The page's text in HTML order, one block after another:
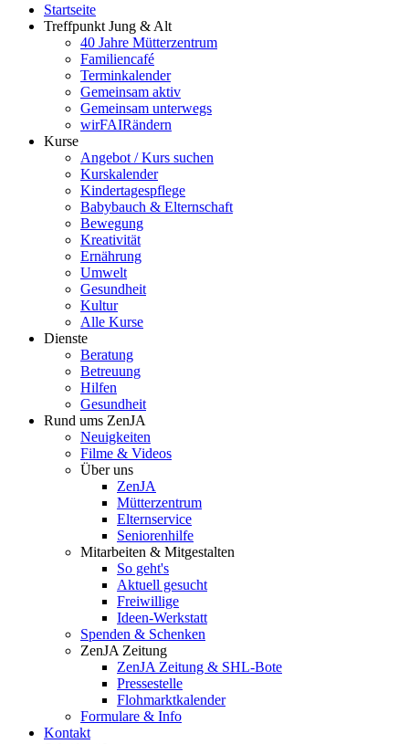
Startseite
Treffpunkt Jung & Alt
40 Jahre Mütterzentrum
Familiencafé
Terminkalender
Gemeinsam aktiv
Gemeinsam unterwegs
wirFAIRändern
Kurse
Angebot / Kurs suchen
Kurskalender
Kindertagespflege
Babybauch & Elternschaft
Bewegung
Kreativität
Ernährung
Umwelt
Gesundheit
Kultur
Alle Kurse
Dienste
Beratung
Betreuung
Hilfen
Gesundheit
Rund ums ZenJA
Neuigkeiten
Filme & Videos
Über uns
ZenJA
Mütterzentrum
Elternservice
Seniorenhilfe
Mitarbeiten & Mitgestalten
So geht's
Aktuell gesucht
Freiwillige
Ideen-Werkstatt
Spenden & Schenken
ZenJA Zeitung
ZenJA Zeitung & SHL-Bote
Pressestelle
Flohmarktkalender
Formulare & Info
Kontakt